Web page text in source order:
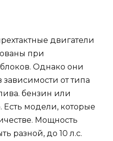
двигатели
при
Однако они
зависимости от типа
бензин или
Есть модели, которые
Мощность
разной, до 10 л.с.